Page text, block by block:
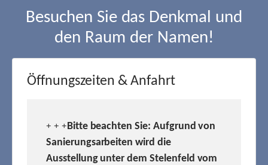
Besuchen Sie das Denkmal und
den Raum der Namen!
Öffnungszeiten & Anfahrt
+ + +Bitte beachten Sie: Aufgrund von
Sanierungsarbeiten wird die
Ausstellung unter dem Stelenfeld vom